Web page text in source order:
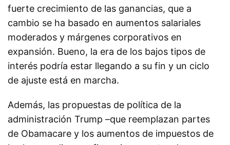
fuerte crecimiento de las ganancias, que a
cambio se ha basado en aumentos salariales
moderados y márgenes corporativos en
expansión. Bueno, la era de los bajos tipos de
interés podría estar llegando a su fin y un ciclo
de ajuste está en marcha.
Además, las propuestas de política de la
administración Trump –que reemplazan partes
de Obamacare y los aumentos de impuestos de